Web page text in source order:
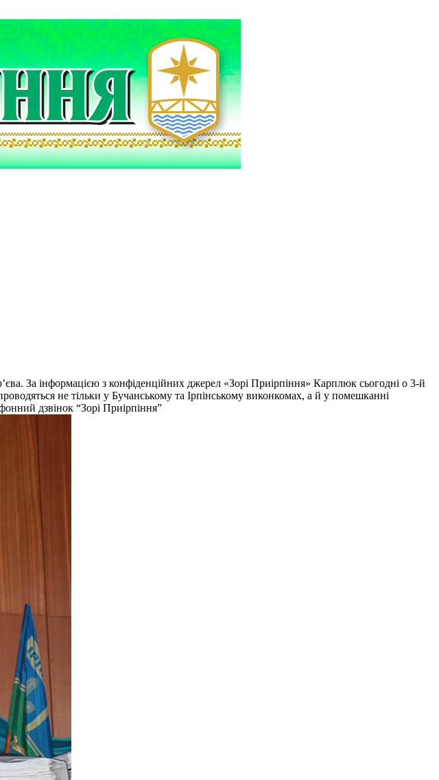
За інформацією з конфіденційних джерел «Зорі Приірпіння» Карплюк сьогодні о 3-й
не тільки у Бучанському та Ірпінському виконкомах, а й у помешканні
дзвінок “Зорі Приірпіння”